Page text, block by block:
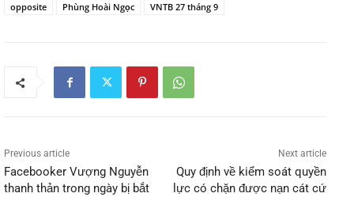
opposite
Phùng Hoài Ngọc VNTB 27 tháng 9
Previous article
Facebooker Vượng Nguyễn
thanh thản trong ngày bị bắt
Next article
Quy định về kiểm soát quyền
lực có chặn được nạn cát cứ